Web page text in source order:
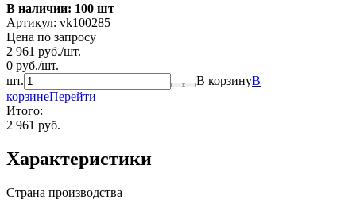
В наличии: 100 шт
Артикул: vk100285
Цена по запросу
2 961 руб./шт.
0 руб./шт.
шт.
В корзинуВ
корзинеПерейти
Итого:
2 961 руб.
Характеристики
Страна производства